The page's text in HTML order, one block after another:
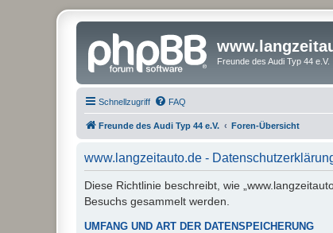
Freunde des Audi Typ 44 e.V.
Schnellzugriff FAQ
Freunde des Audi Typ 44 e.V. Foren-Übersicht
www.langzeitauto.de -
Diese Richtlinie beschreibt, wie
Besuchs gesammelt werden.
UMFANG UND ART DER DATENSPEICHERUNG